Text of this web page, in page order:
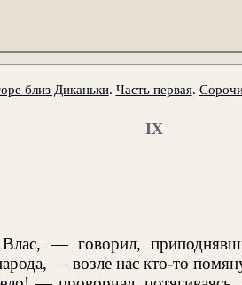
близ Диканьки. Часть первая.
IX
— говорил,
— возле нас кто-то